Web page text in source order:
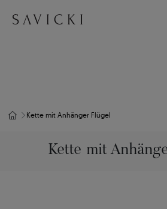
Kette mit Anhänger Flügel
Kette mit